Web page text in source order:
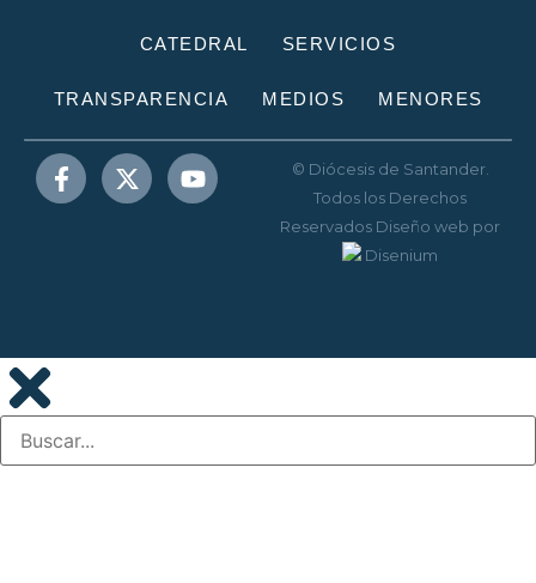
CATEDRAL SERVICIOS
TRANSPARENCIA MEDIOS MENORES
© Diócesis de Santander.
Todos los Derechos
Reservados Diseño web por
Disenium